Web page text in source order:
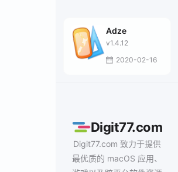
Adze
v1.4.12
2020-02-16
Digit77.com
Digit77.com 致力于提供
最优质的 macOS 应用、